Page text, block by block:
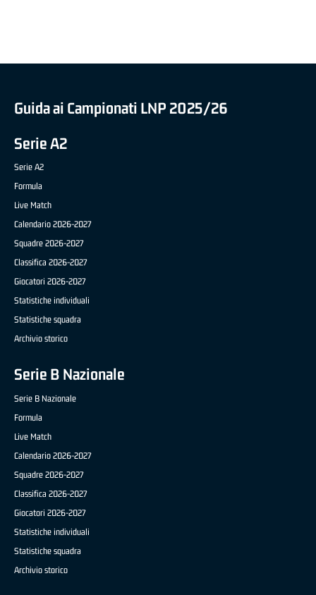
Guida ai Campionati LNP 2025/26
Serie A2
Serie A2
Formula
Live Match
Calendario 2026-2027
Squadre 2026-2027
Classifica 2026-2027
Giocatori 2026-2027
Statistiche individuali
Statistiche squadra
Archivio storico
Serie B Nazionale
Serie B Nazionale
Formula
Live Match
Calendario 2026-2027
Squadre 2026-2027
Classifica 2026-2027
Giocatori 2026-2027
Statistiche individuali
Statistiche squadra
Archivio storico